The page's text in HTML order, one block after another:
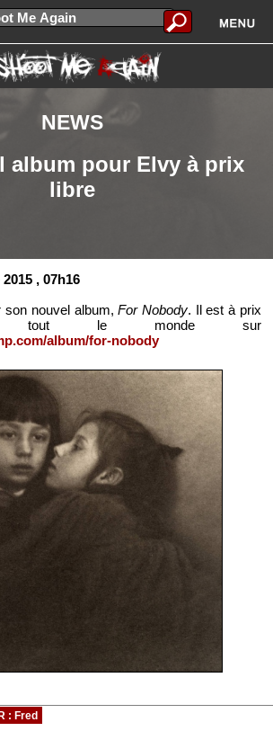
NEWS
album pour Elvy à prix
libre
, 07h16
son nouvel album,For Nobody. Il est à prix
tout le monde sur
album/for-nobody
: Fred